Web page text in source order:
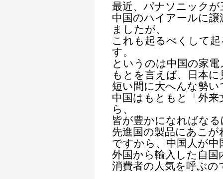
最近、パナソニック
中国のハイアールに
ましたが、
これも起るべくして
す。
というのは中国の家
もとを言えば、日本
短い間に大へんな勢
中国はもともと「外
ら、
皆が豊かになればな
先進国の製品にあこ
ですから、中国人が
外国から輸入した自
消費者の人気を呼ぶの